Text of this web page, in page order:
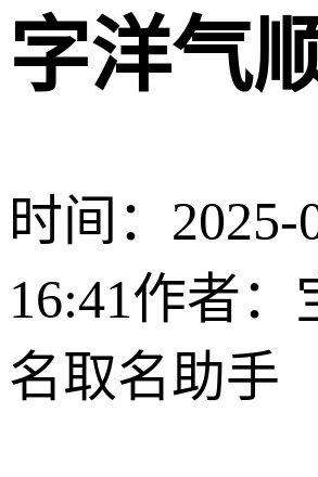
字洋气
时间：2025-
16:41作者：
名取名助手